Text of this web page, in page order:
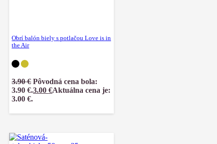
Obrí balón biely s potlačou Love is in
the Air
3.90€ Pôvodná cena bola:
3.90 €.3.00€Aktuálna cena je:
3.00 €.